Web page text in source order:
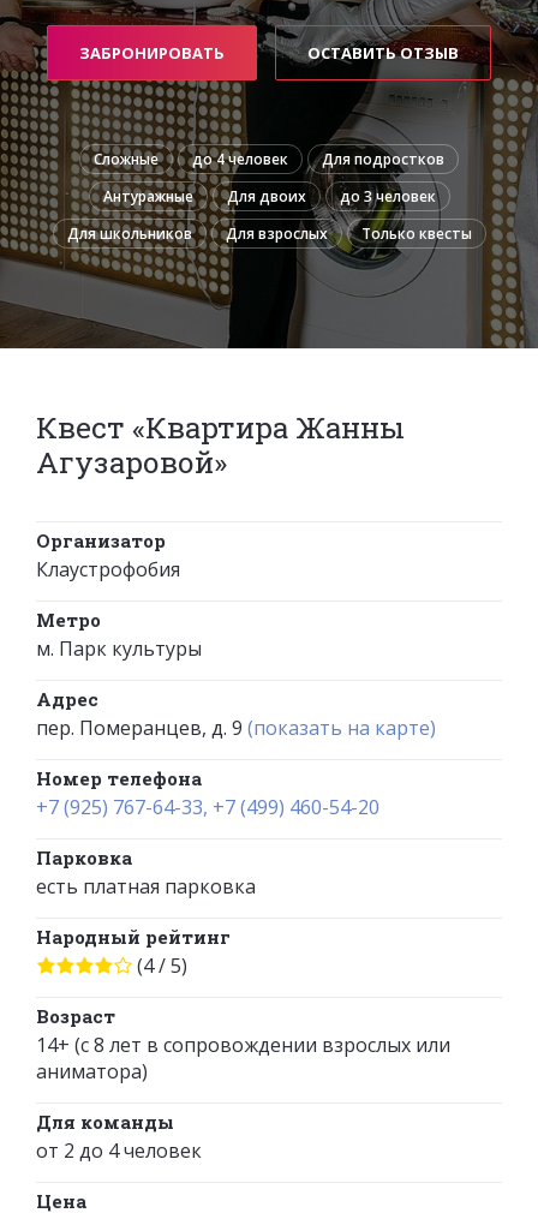
ЗАБРОНИРОВАТЬ ОСТАВИТЬ ОТЗЫВ
Сложные до 4 человек
Для подростков
Антуражные
Для двоих
до 3 человек
Для школьников
Для взрослых Только квесты
Квест «Квартира Жанны
Агузаровой»
Организатор
Клаустрофобия
Метро
м. Парк культуры
Адрес
пер. Померанцев, д. 9 (показать на карте)
Номер телефона
+7 (925) 767-64-33, +7 (499) 460-54-20
Парковка
есть платная парковка
Народный рейтинг
(4 / 5)
Возраст
14+ (с 8 лет в сопровождении взрослых или
аниматора)
Для команды
от 2 до 4 человек
Цена